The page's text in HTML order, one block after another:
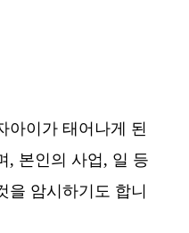
아이가 태어나게 된
, 본인의 사업, 일 등
을 암시하기도 합니